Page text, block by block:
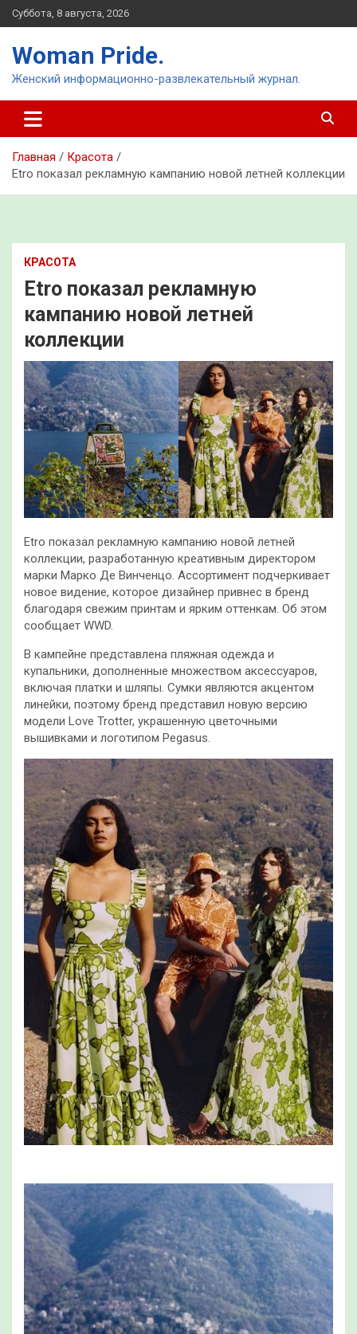
Перейти
к
Суббота, 8 августа, 2026
Woman Pride.
Женский информационно-развлекательный журнал.
Главная
Красота
Etro показал рекламную кампанию новой летней коллекции
КРАСОТА
Etro показал рекламную
кампанию новой летней
коллекции
Etro показал рекламную кампанию новой летней
коллекции, разработанную креативным директором
марки Марко Де Винченцо. Ассортимент подчеркивает
новое видение, которое дизайнер привнес в бренд
благодаря свежим принтам и ярким оттенкам. Об этом
сообщает WWD.
В кампейне представлена пляжная одежда и
купальники, дополненные множеством аксессуаров,
включая платки и шляпы. Сумки являются акцентом
линейки, поэтому бренд представил новую версию
модели Love Trotter, украшенную цветочными
вышивками и логотипом Pegasus.